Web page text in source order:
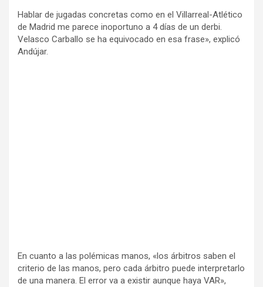
Hablar de jugadas concretas como en el Villarreal-Atlético
de Madrid me parece inoportuno a 4 días de un derbi.
Velasco Carballo se ha equivocado en esa frase», explicó
Andújar.
En cuanto a las polémicas manos, «los árbitros saben el
criterio de las manos, pero cada árbitro puede interpretarlo
de una manera. El error va a existir aunque haya VAR»,